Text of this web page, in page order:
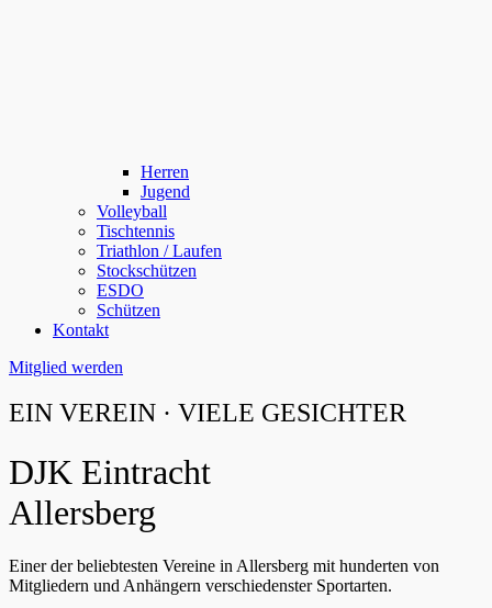
Herren
Jugend
Volleyball
Tischtennis
Triathlon / Laufen
Stockschützen
ESDO
Schützen
Kontakt
Mitglied werden
EIN VEREIN · VIELE GESICHTER
DJK Eintracht
Allersberg
Einer der beliebtesten Vereine in Allersberg mit hunderten von
Mitgliedern und Anhängern verschiedenster Sportarten.